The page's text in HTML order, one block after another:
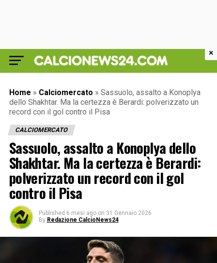
Home » Calciomercato » Sassuolo, assalto a Konoplya
dello Shakhtar. Ma la certezza è Berardi: polverizzato un
record con il gol contro il Pisa
CALCIOMERCATO
Sassuolo, assalto a Konoplya dello
Shakhtar. Ma la certezza è Berardi:
polverizzato un record con il gol
contro il Pisa
Published 6 mesi ago on 31 Gennaio 2026
By Redazione CalcioNews24
×